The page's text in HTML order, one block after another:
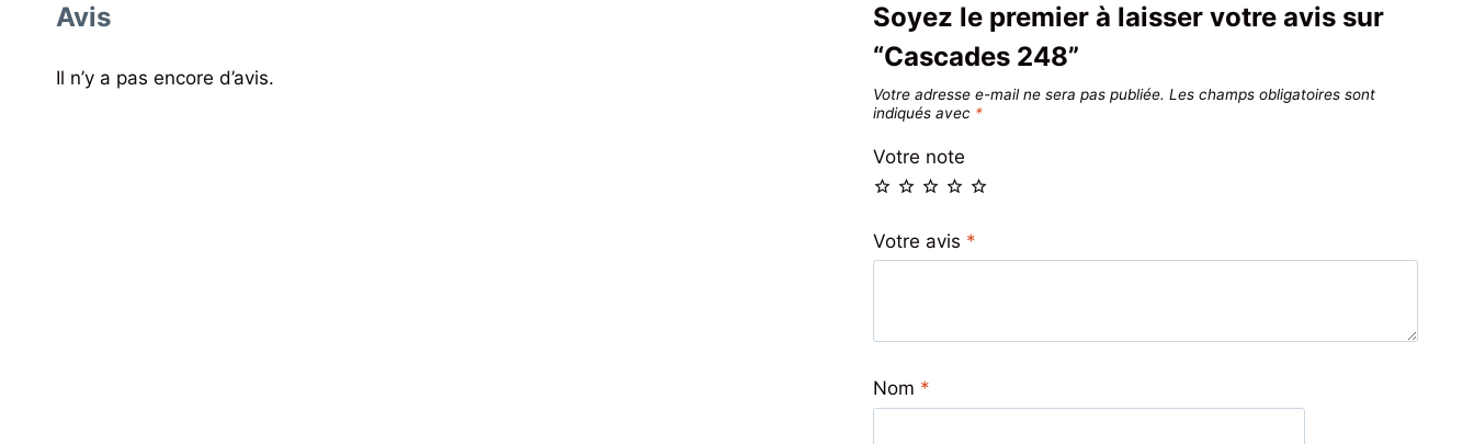
Avis
Il n’y a pas encore d’avis.
Soyez le premier à laisser votre avis sur
“Cascades 248”
Votre adresse e-mail ne sera pas publiée. Les champs obligatoires sont
indiqués avec *
Votre note
Votre avis *
Nom *